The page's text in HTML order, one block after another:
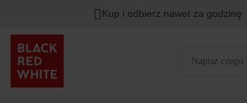
Kup i odbierz nawet za godzinę